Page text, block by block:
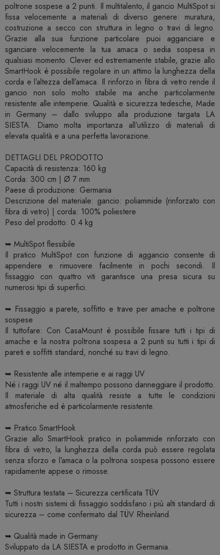
poltrone sospese a 2 punti. Il multitalento, il gancio MultiSpot si
fissa velocemente a materiali di diverso genere: muratura,
costruzione a secco con struttura in legno o travi di legno.
Grazie alla sua funzione particolare puoi agganciare e
sganciare velocemente la tua amaca o sedia sospesa in
qualsiasi momento. Clever ed estremamente stabile, grazie allo
SmartHook è possibile regolare in un attimo la lunghezza della
corda e l’altezza dell’amaca. Il rinforzo in fibra di vetro rende il
gancio non solo molto stabile ma anche particolarmente
resistente alle intemperie. Qualità e sicurezza tedesche, Made
in Germany – dallo sviluppo alla produzione targata LA
SIESTA. Diamo molta importanza all’utilizzo di materiali di
elevata qualità e a una perfetta lavorazione.
DETTAGLI DEL PRODOTTO
Capacità di resistenza: 160 kg
Corda: 300 cm | Ø 7 mm
Paese di produzione: Germania
Descrizione del materiale: gancio: poliammide (rinforzato con
fibra di vetro) | corda: 100% poliestere
Peso del prodotto: 0.4 kg
➥ MultiSpot flessibile
Il pratico MultiSpot con funzione di aggancio consente di
appendere e rimuovere facilmente in pochi secondi. Il
fissaggio con quattro viti garantisce una presa sicura su
numerosi tipi di superfici.
➥ Fissaggio a parete, soffitto e trave per amache e poltrone
sospese
Il tuttofare: Con CasaMount è possibile fissare tutti i tipi di
amache e la nostra poltrona sospesa a 2 punti su tutti i tipi di
pareti e soffitti standard, nonché su travi di legno.
➥ Resistente alle intemperie e ai raggi UV
Né i raggi UV né il maltempo possono danneggiare il prodotto.
Il materiale di alta qualità resiste a tutte le condizioni
atmosferiche ed è particolarmente resistente.
➥ Pratico SmartHook
Grazie allo SmartHook pratico in poliammide rinforzato con
fibra di vetro, la lunghezza della corda può essere regolata
senza sforzo e l’amaca o la poltrona sospesa possono essere
rapidamente appese o rimosse.
➥ Struttura testata – Sicurezza certificata TÜV
Tutti i nostri sistemi di fissaggio soddisfano i più alti standard di
sicurezza – come confermato dal TÜV Rheinland.
➥ Qualità made in Germany
Sviluppato da LA SIESTA e prodotto in Germania.